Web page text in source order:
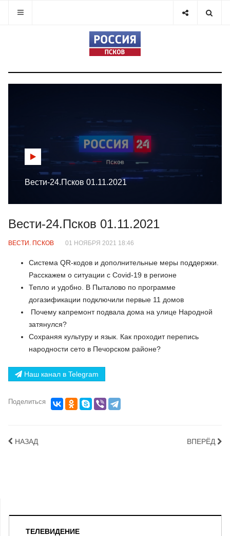
Вести-24.Псков 01.11.2021
Вести-24.Псков 01.11.2021
ВЕСТИ. ПСКОВ 01 НОЯБРЯ 2021 18:46
Cистема QR-кодов и дополнительные меры поддержки.
Расскажем о ситуации с Сovid-19 в регионе
Тепло и удобно. В Пыталово по программе
догазификации подключили первые 11 домов
Почему капремонт подвала дома на улице Народной
затянулся?
Сохраняя культуру и язык. Как проходит перепись
народности сето в Печорском районе?
Наш канал в Telegram
Поделиться
НАЗАД ВПЕРЁД
ТЕЛЕВИДЕНИЕ